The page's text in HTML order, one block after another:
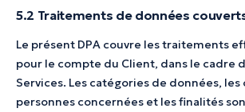
5.2 Traitements de données
Le présent DPA couvre les traitements
pour le compte du Client, dans le cadre
Services. Les catégories de données,
personnes concernées et les finalités